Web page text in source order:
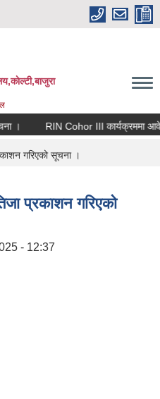
। RIN Cohor III कार्यक्रममा
गरिएको सूचना ।
प्रकाशन गरिएको
- 12:37